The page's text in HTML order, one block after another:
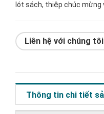
lót sách, thiệp chúc mừng
Liên hệ với chúng tôi
Thông tin chi tiết